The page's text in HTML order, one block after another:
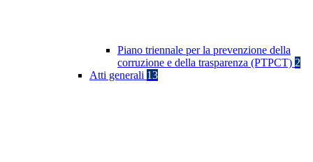
Piano triennale per la prevenzione della
corruzione e della trasparenza (PTPCT) 2
Atti generali 13